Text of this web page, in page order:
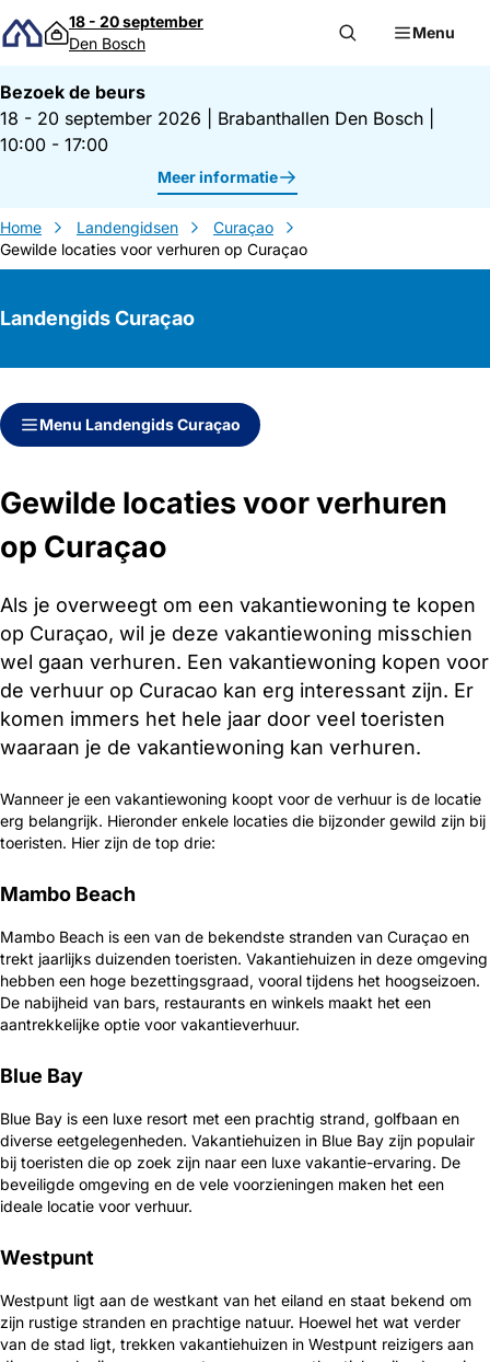
Direct naar inhoud
18 - 20 september
Den Bosch
Menu
Bezoek de beurs
18 - 20 september 2026
Brabanthallen Den Bosch
10:00 - 17:00
Meer informatie
Home Landengidsen
Curaçao
Gewilde locaties voor verhuren op Curaçao
Landengids Curaçao
Direct naar inhoud
Direct naar zijbalk
Menu Landengids Curaçao
Gewilde locaties voor verhuren
op Curaçao
Als je overweegt om een vakantiewoning te kopen
op Curaçao, wil je deze vakantiewoning misschien
wel gaan verhuren. Een vakantiewoning kopen voor
de verhuur op Curacao kan erg interessant zijn. Er
komen immers het hele jaar door veel toeristen
waaraan je de vakantiewoning kan verhuren.
Wanneer je een vakantiewoning koopt voor de verhuur is de locatie
erg belangrijk. Hieronder enkele locaties die bijzonder gewild zijn bij
toeristen. Hier zijn de top drie:
Mambo Beach
Mambo Beach is een van de bekendste stranden van Curaçao en
trekt jaarlijks duizenden toeristen. Vakantiehuizen in deze omgeving
hebben een hoge bezettingsgraad, vooral tijdens het hoogseizoen.
De nabijheid van bars, restaurants en winkels maakt het een
aantrekkelijke optie voor vakantieverhuur.
Blue Bay
Blue Bay is een luxe resort met een prachtig strand, golfbaan en
diverse eetgelegenheden. Vakantiehuizen in Blue Bay zijn populair
bij toeristen die op zoek zijn naar een luxe vakantie-ervaring. De
beveiligde omgeving en de vele voorzieningen maken het een
ideale locatie voor verhuur.
Westpunt
Westpunt ligt aan de westkant van het eiland en staat bekend om
zijn rustige stranden en prachtige natuur. Hoewel het wat verder
van de stad ligt, trekken vakantiehuizen in Westpunt reizigers aan